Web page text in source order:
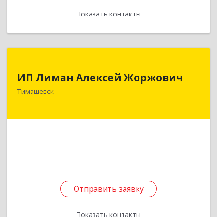
Показать контакты
Назад
ИП Лиман Алексей Жоржович
Тимашевск
Отправить заявку
Показать контакты
352731, Краснодарский край, Тимашевский р-н,
Подробнее
Отправить заявку
Назад